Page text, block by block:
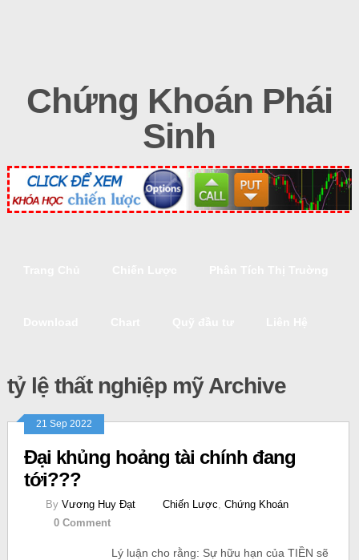
Chứng Khoán Phái
Sinh
tỷ lệ thất nghiệp mỹ Archive
21 Sep 2022
Đại khủng hoảng tài chính đang
tới???
By Vương Huy Đạt Chiến Lược Chứng Khoán
0 Comment
Lý luận cho rằng: Sự hữu hạn của TIỀN sẽ